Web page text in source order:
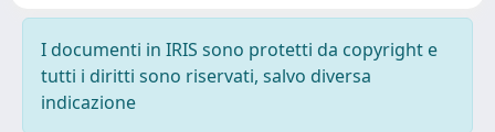
I documenti in IRIS sono protetti da copyright e
tutti i diritti sono riservati, salvo diversa
indicazione